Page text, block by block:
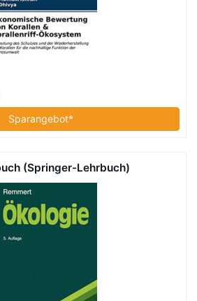
Sparangebot*
(Springer-Lehrbuch)